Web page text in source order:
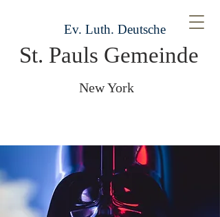
Ev. Luth. Deutsche
St. Pauls Gemeinde
New York